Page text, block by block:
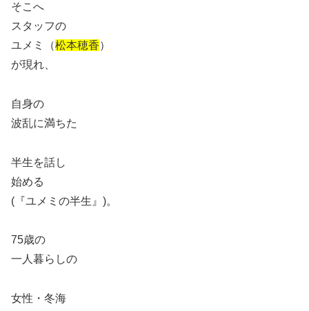
そこへ
スタッフの
ユメミ（松本穂香）
が現れ、
自身の
波乱に満ちた
半生を話し
始める
(『ユメミの半生』)。
75歳の
一人暮らしの
女性・冬海